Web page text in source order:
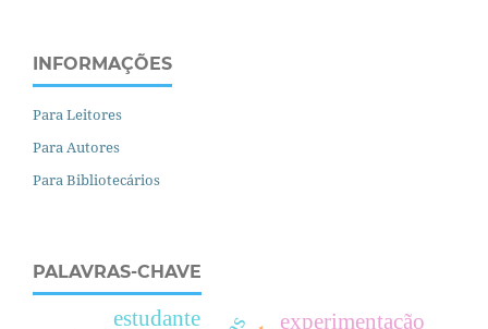
INFORMAÇÕES
Para Leitores
Para Autores
Para Bibliotecários
PALAVRAS-CHAVE
experimentação
estudante